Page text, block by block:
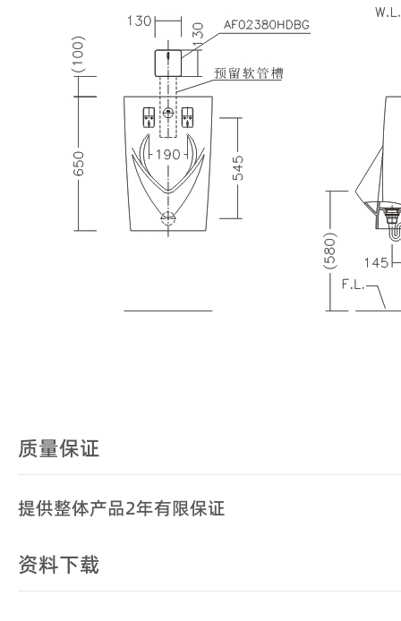
质量保证
提供整体产品2年有限保证
资料下载